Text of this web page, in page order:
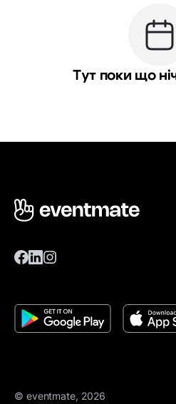
Тут поки що
© eventmate, 2026